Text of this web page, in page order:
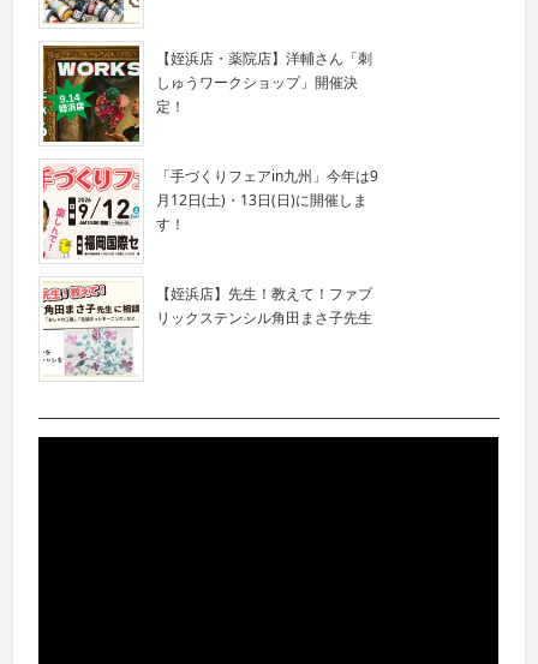
【姪浜店・薬院店】洋輔さん「刺
しゅうワークショップ」開催決
定！
「手づくりフェアin九州」今年は9
月12日(土)・13日(日)に開催しま
す！
【姪浜店】先生！教えて！ファブ
リックステンシル角田まさ子先生